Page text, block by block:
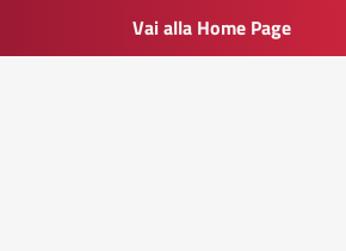
Vai alla Home Page